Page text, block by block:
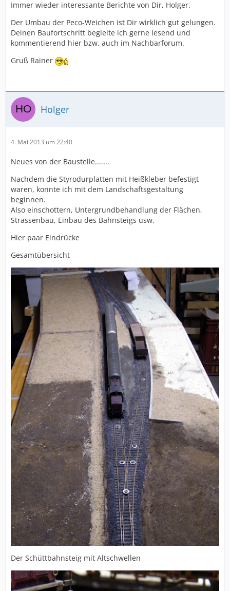
Immer wieder interessante Berichte von Dir, Holger.
Der Umbau der Peco-Weichen ist Dir wirklich gut gelungen.
Deinen Baufortschritt begleite ich gerne lesend und
kommentierend hier bzw. auch im Nachbarforum.
Gruß Rainer
Holger
4. Mai 2013 um 22:40
Neues von der Baustelle.......
Nachdem die Styrodurplatten mit Heißkleber befestigt
waren, konnte ich mit dem Landschaftsgestaltung
beginnen.
Also einschottern, Untergrundbehandlung der Flächen,
Strassenbau, Einbau des Bahnsteigs usw.
Hier paar Eindrücke
Gesamtübersicht
Der Schüttbahnsteig mit Altschwellen